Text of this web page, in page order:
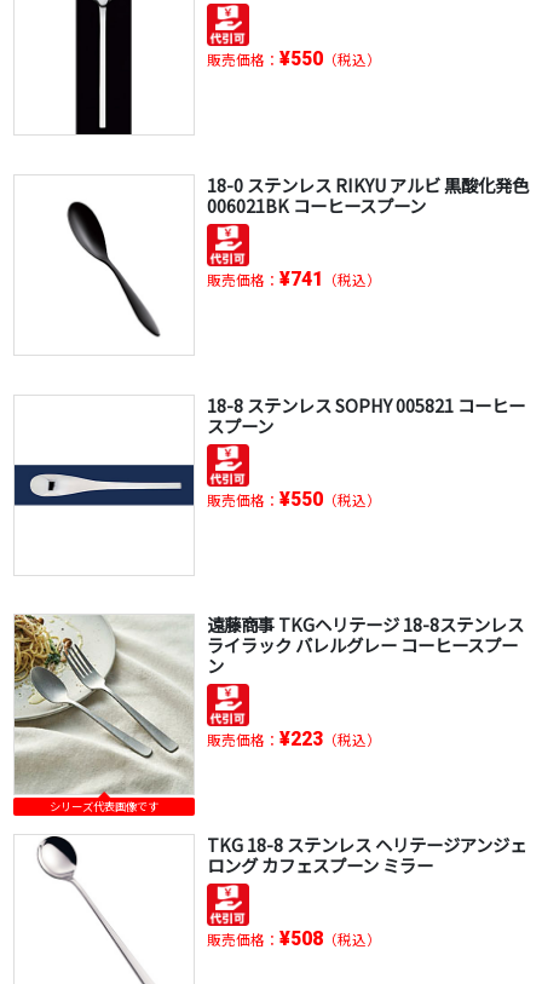
販売価格： ¥550（税込）
18-0 ステンレス RIKYU アルビ 黒酸化発色
006021BK コーヒースプーン
販売価格： ¥741 （税込）
18-8 ステンレス SOPHY 005821 コーヒー
スプーン
販売価格： ¥550（税込）
シリーズ代表画像です
遠藤商事 TKGヘリテージ 18-8ステンレス
ライラック バレルグレー コーヒースプー
ン
販売価格： ¥223（税込）
TKG 18-8 ステンレス ヘリテージアンジェ
ロング カフェスプーン ミラー
販売価格： ¥508（税込）